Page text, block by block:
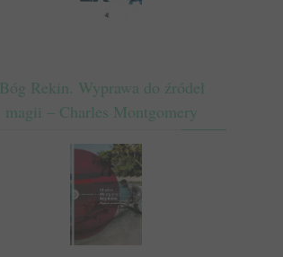
Bóg Rekin. Wyprawa do źródeł
magii – Charles Montgomery